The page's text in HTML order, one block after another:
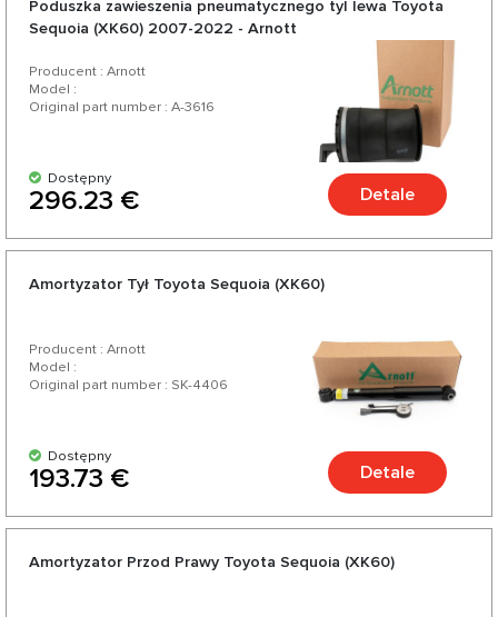
Cruiser w północnoamerykańskiej linii SUV-ów Toyoty i jest
największym SUV-em produkowanym obecnie pod marką
Toyota.
Poduszka zawieszenia pneumatycznego tyl lewa Toyota
Sequoia (XK60) 2007-2022 - Arnott
Producent : Arnott
Model :
Original part number : A-3616
Dostępny
296.23 € Detale
Amortyzator Tył Toyota Sequoia (XK60)
Producent : Arnott
Model :
Original part number : SK-4406
Dostępny
193.73 € Detale
Amortyzator Przod Prawy Toyota Sequoia (XK60)